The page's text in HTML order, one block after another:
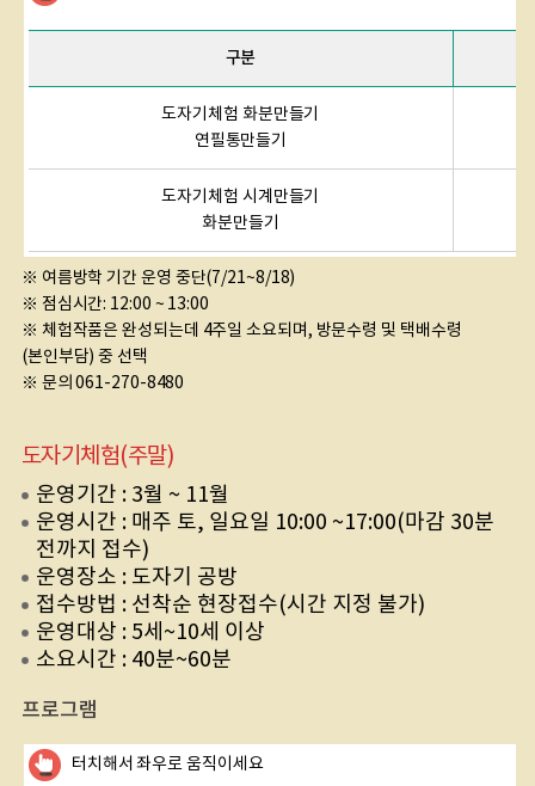
구분
도자기체험 화분만들기
연필통만들기
도자기체험 시계만들기
화분만들기
※ 여름방학 기간 운영 중단(7/21~8/18)
※ 점심시간: 12:00 ~ 13:00
※ 체험작품은 완성되는데 4주일 소요되며, 방문수령 및 택배수령
(본인부담) 중 선택
※ 문의 061-270-8480
도자기체험(주말)
운영기간 : 3월 ~ 11월
운영시간 : 매주 토, 일요일 10:00 ~17:00(마감 30분
전까지 접수)
운영장소 : 도자기 공방
접수방법 : 선착순 현장접수(시간 지정 불가)
운영대상 : 5세~10세 이상
소요시간 : 40분~60분
프로그램
터치해서 좌우로 움직이세요